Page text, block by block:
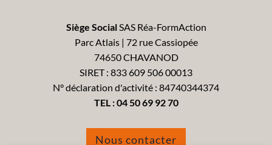
Siège SocialSAS Réa-FormAction
Parc Atlais | 72 rue Cassiopée
74650 CHAVANOD
SIRET : 833 609 506 00013
N° déclaration d'activité : 84740344374
TEL :04 50 69 92 70
Nous contacter